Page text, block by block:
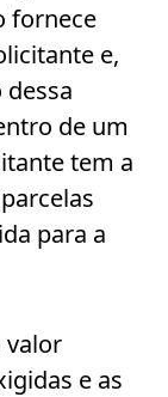
fornece
e,
de um
tem a
para a
valor
e as